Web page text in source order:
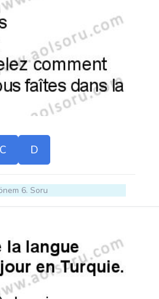
C D
6. Soru